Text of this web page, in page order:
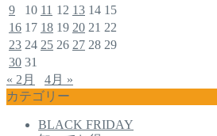
9
10 11 12 13 14 15
16 17 18 19 20 21 22
23 24 25 26 27 28 29
30 31
« 2月
4月 »
カテゴリー
BLACK FRIDAY